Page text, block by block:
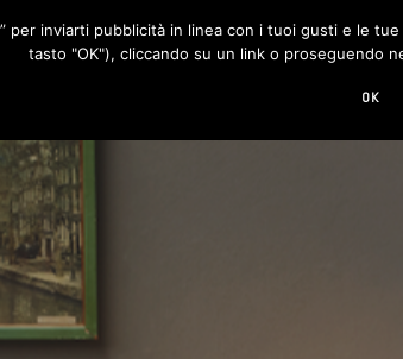
RUBRICHE DESIGN LIVING
per inviarti pubblicità in linea con i tuoi gusti e le
tasto "OK"), cliccando su un link o proseguendo
OK